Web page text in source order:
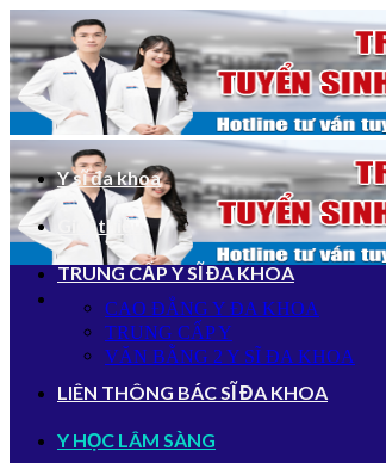
Bỏ
qua
nội
dung
Y sĩ đa khoa
Giới thiệu
TRUNG CẤP Y SĨ ĐA KHOA
CAO ĐẲNG Y ĐA KHOA
TRUNG CẤP Y
VĂN BẰNG 2 Y SĨ ĐA KHOA
LIÊN THÔNG BÁC SĨ ĐA KHOA
Y HỌC LÂM SÀNG